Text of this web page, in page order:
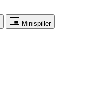
Minispiller